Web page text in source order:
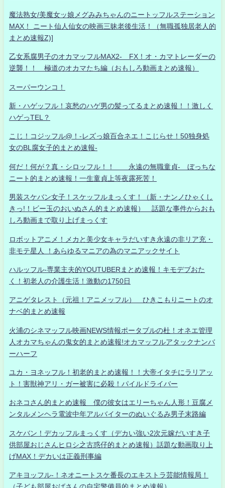
魔法熟女/美魔女ッ娘メグみみちゃんのニートッフルステーション
MAX！ ニート仙人仙女の映画三昧老後生活！（無職孤独居老人的
まとめ速報Z)]
乙女系腐男子のオカマッフルMAX2- FX！オ・カマトレーダーの
逆襲！！ 極道のオカマたち編（おもしろ動画まとめ速報）
スーパーウンコ！
新・ハゲッフル！哀愁のハゲ男の髪ってるまとめ速報！！激しく
ハゲっTEL？
こじ！コジッフル@！-レズっ娘百合ネエ！こじらせ！50独身処
女のBL腐女子的まとめ速報-
何だ！何が？真・シロッフル！！ 永遠の無職童貞- ぼっちな
ニート的まとめ速報！一生童貞上等夜露死苦！
男装スケバン女子！スケッフルまっくす！（新・ナンノひゃくし
きっ!！ビー玉のおいぬさん的まとめ速報） 話題な事件からおも
しろ動画まで取り上げまっくす
ロボットアニメ！メカと美少女キャラだいすき永遠の非リア充・
非モテ星人 ！あらゆるマニアの為のマニアックサイト
ハルッフル-専業主夫的YOUTUBERまとめ速報！キモデブおた
く！初老人の介護生活！激動の1750日
アニゲタレスト（元祖！アニメッフル） ひきこもりニートのオ
ナベ的まとめ速報
火浦のシネマッフル映画NEWS情報ポータブルの杜！オネエ管理
人オカマちゃんの鬼女的まとめ速報!オカマッフルアタックナンバ
ーハーフ
ユカ・ヨネッフル！初老的まとめ速報！！大帝イタチにラリアッ
ト！害獣神アリ・ガー被害に必殺！パイルドライバー
おネコさん的まとめ速報 僕の彼女はエリーちゃん人形！豆腐メ
ンタルメンヘラ電波中年アルバイターのぬいぐるみ男子末路編
スケバン！デカッフルまっくす（デカい強い2次元嫁だいすき子
供部屋おじさんヒロシ之古惑仔的まとめ速報）話題な動画取り上
げMAX！デカいは正義刑事編
アキヨッフル-！ネオニートスケ番長のエキストラ芸能情報局！